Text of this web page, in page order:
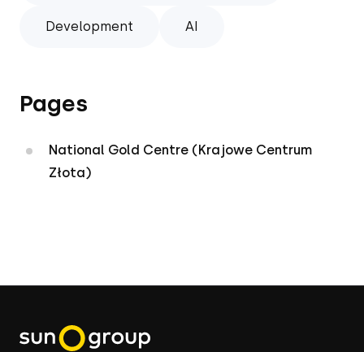
Development AI
Pages
National Gold Centre (Krajowe Centrum
Złota)